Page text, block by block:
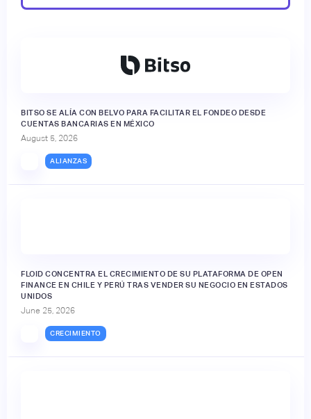
BITSO SE ALÍA CON BELVO PARA FACILITAR EL FONDEO DESDE
CUENTAS BANCARIAS EN MÉXICO
August 5, 2026
ALIANZAS
FLOID CONCENTRA EL CRECIMIENTO DE SU PLATAFORMA DE OPEN
FINANCE EN CHILE Y PERÚ TRAS VENDER SU NEGOCIO EN ESTADOS
UNIDOS
June 25, 2026
CRECIMIENTO